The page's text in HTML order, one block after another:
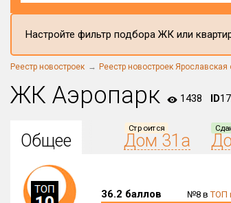
Настройте фильтр подбора ЖК или
Реестр новостроек Реестр новостроек Ярославская
ЖК Аэропарк 1438 ID
Общее
Строится
Дом 31а
36.2 баллов №8 вТОП